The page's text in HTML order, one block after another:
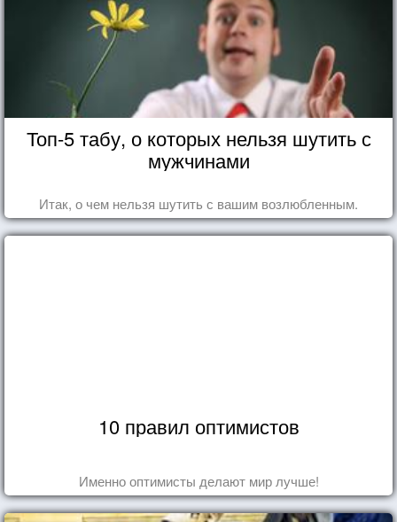
Топ-5 табу, о которых нельзя шутить с
мужчинами
Итак, о чем нельзя шутить с вашим возлюбленным.
10 правил оптимистов
Именно оптимисты делают мир лучше!